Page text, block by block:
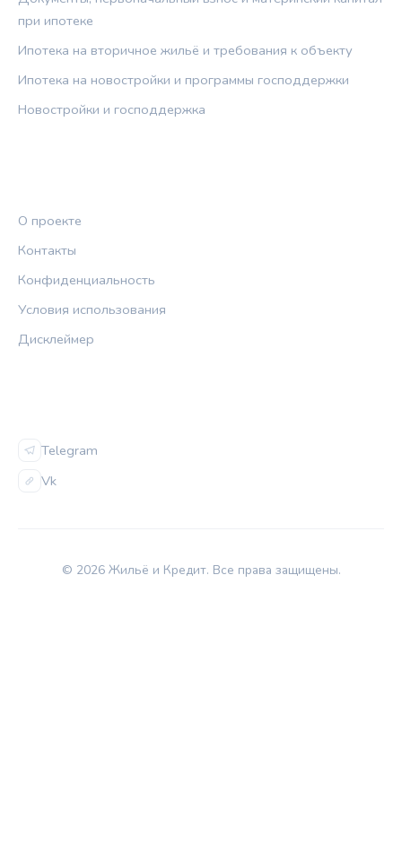
при ипотеке
Ипотека на вторичное жильё и требования к объекту
Ипотека на новостройки и программы господдержки
Новостройки и господдержка
О проекте
Контакты
Конфиденциальность
Условия использования
Дисклеймер
Telegram
Vk
© 2026 Жильё и Кредит. Все права защищены.